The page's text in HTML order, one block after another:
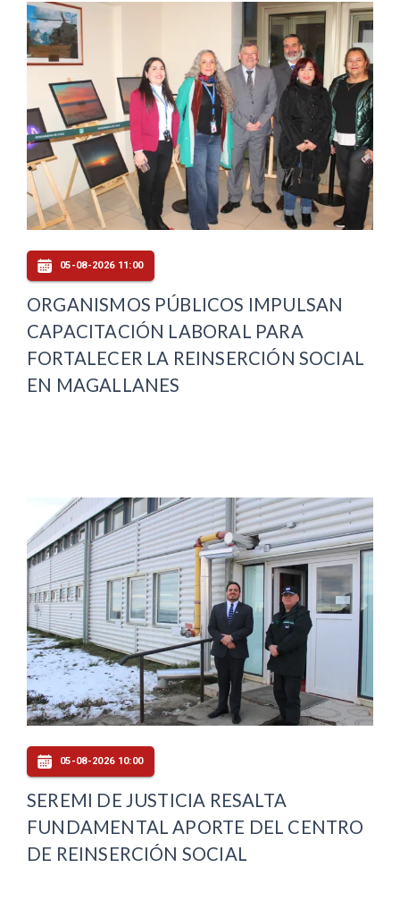
05-08-2026 11:00
ORGANISMOS PÚBLICOS IMPULSAN
CAPACITACIÓN LABORAL PARA
FORTALECER LA REINSERCIÓN SOCIAL
EN MAGALLANES
05-08-2026 10:00
SEREMI DE JUSTICIA RESALTA
FUNDAMENTAL APORTE DEL CENTRO
DE REINSERCIÓN SOCIAL